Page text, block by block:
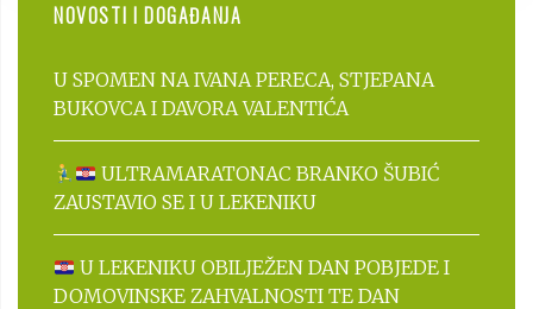
NOVOSTI I DOGAĐANJA
U SPOMEN NA IVANA PERECA, STJEPANA
BUKOVCA I DAVORA VALENTIĆA
ULTRAMARATONAC BRANKO ŠUBIĆ
ZAUSTAVIO SE I U LEKENIKU
U LEKENIKU OBILJEŽEN DAN POBJEDE I
DOMOVINSKE ZAHVALNOSTI TE DAN